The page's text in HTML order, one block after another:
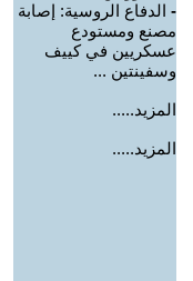
- الدفاع الروسية: إصابة
مصنع ومستودع
عسكريين في كييف
وسفينتين ...
المزيد.....
المزيد.....